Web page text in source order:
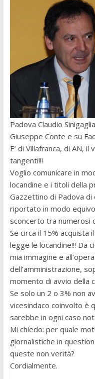
Padova Claudio
Giuseppe Conte e su
E’ di Villafranca, di AN,
tangenti!!!
Voglio comunicare in
locandine e i titoli della
Gazzettino di Padova di
riportato in modo
sconcerto tra numerosi
Se circa il 15% acquista
legge le locandine!!! Da
mia immagine e
dell’amministrazione,
momento di avvio della
Se solo un 2 o 3% non
vicesindaco coinvolto è
sarebbe in ogni caso
Mi chiedo: per quale
giornalistiche in
queste non verità?
Cordialmente.